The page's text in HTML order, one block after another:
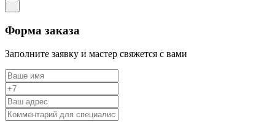
Форма заказа
Заполните заявку и мастер свяжется с вами